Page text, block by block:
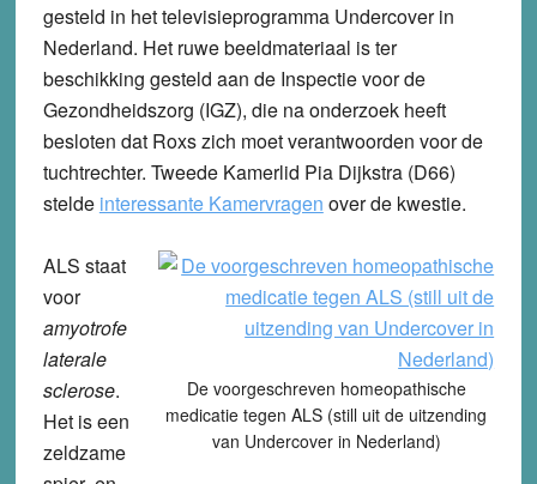
gesteld in het televisieprogramma Undercover in
Nederland. Het ruwe beeldmateriaal is ter
beschikking gesteld aan de Inspectie voor de
Gezondheidszorg (IGZ), die na onderzoek heeft
besloten dat Roxs zich moet verantwoorden voor de
tuchtrechter. Tweede Kamerlid Pia Dijkstra (D66)
stelde interessante Kamervragen over de kwestie.
De voorgeschreven homeopathische
medicatie tegen ALS (still uit de uitzending
van Undercover in Nederland)
ALS staat
voor
amyotrofe
laterale
sclerose.
Het is een
zeldzame